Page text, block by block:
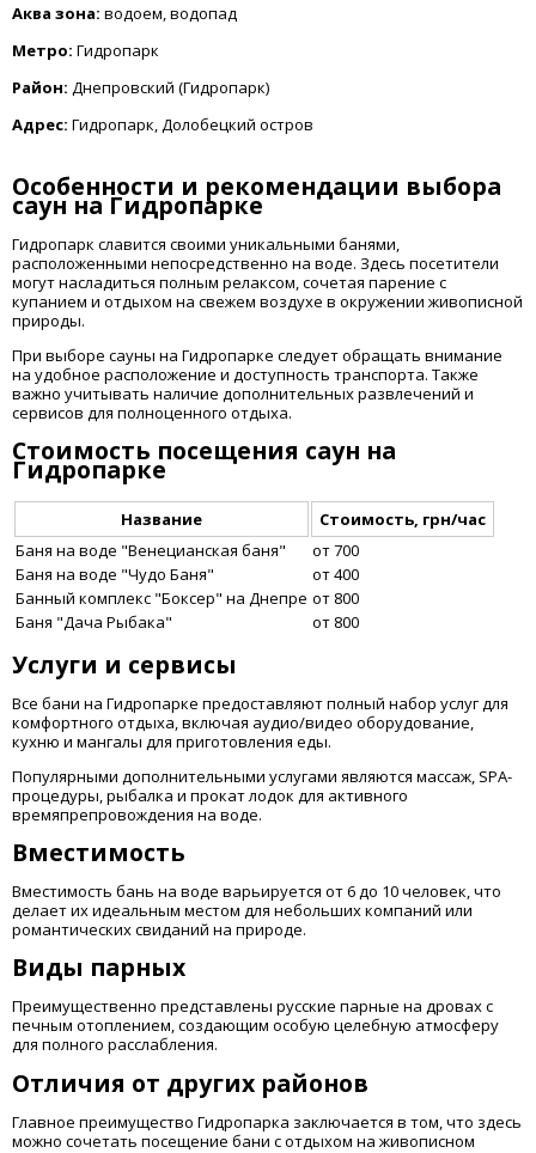
Аква зона: водоем, водопад
Метро: Гидропарк
Район: Днепровский (Гидропарк)
Адрес: Гидропарк, Долобецкий остров
Особенности и рекомендации выбора
саун на Гидропарке
Гидропарк славится своими уникальными банями,
расположенными непосредственно на воде. Здесь посетители
могут насладиться полным релаксом, сочетая парение с
купанием и отдыхом на свежем воздухе в окружении живописной
природы.
При выборе сауны на Гидропарке следует обращать внимание
на удобное расположение и доступность транспорта. Также
важно учитывать наличие дополнительных развлечений и
сервисов для полноценного отдыха.
Стоимость посещения саун на
Гидропарке
Название
Стоимость, грн/час
Баня на воде "Венецианская баня"
от 700
Баня на воде "Чудо Баня"
от 400
Банный комплекс "Боксер" на Днепре от 800
Баня "Дача Рыбака"
от 800
Услуги и сервисы
Все бани на Гидропарке предоставляют полный набор услуг для
комфортного отдыха, включая аудио/видео оборудование,
кухню и мангалы для приготовления еды.
Популярными дополнительными услугами являются массаж, SPA-
процедуры, рыбалка и прокат лодок для активного
времяпрепровождения на воде.
Вместимость
Вместимость бань на воде варьируется от 6 до 10 человек, что
делает их идеальным местом для небольших компаний или
романтических свиданий на природе.
Виды парных
Преимущественно представлены русские парные на дровах с
печным отоплением, создающим особую целебную атмосферу
для полного расслабления.
Отличия от других районов
Главное преимущество Гидропарка заключается в том, что здесь
можно сочетать посещение бани с отдыхом на живописном